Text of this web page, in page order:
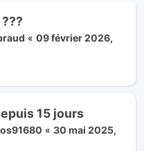
« 09 février 2026,
15 jours
« 30 mai 2025,